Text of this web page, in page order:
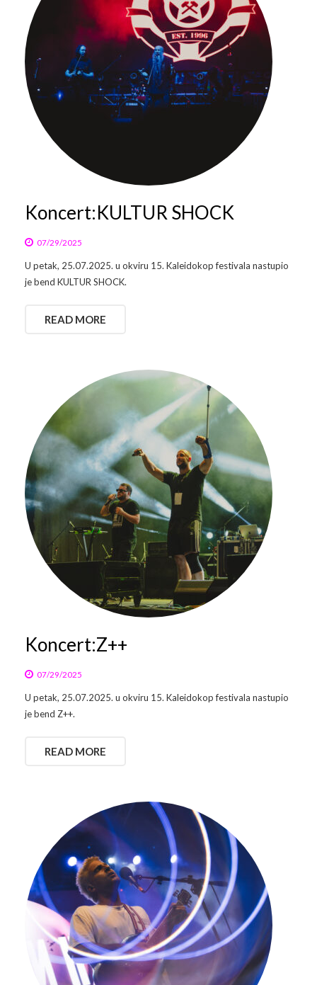
Koncert:KULTUR SHOCK
07/29/2025
U petak, 25.07.2025. u okviru 15. Kaleidokop festivala nastupio
je bend KULTUR SHOCK.
READ MORE
Koncert:Z++
07/29/2025
U petak, 25.07.2025. u okviru 15. Kaleidokop festivala nastupio
je bend Z++.
READ MORE